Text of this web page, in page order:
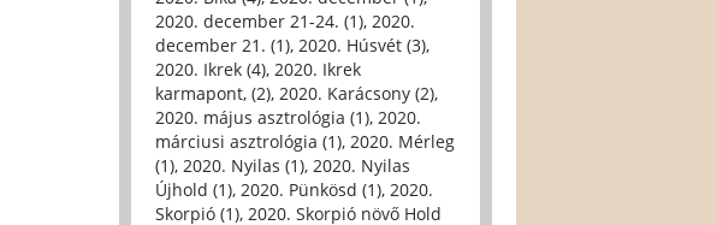
2020. december 21-24. (1), 2020.
december 21. (1), 2020. Húsvét (3),
2020. Ikrek (4), 2020. Ikrek
karmapont, (2), 2020. Karácsony (2),
2020. május asztrológia (1), 2020.
márciusi asztrológia (1), 2020. Mérleg
(1), 2020. Nyilas (1), 2020. Nyilas
Újhold (1), 2020. Pünkösd (1), 2020.
Skorpió (1), 2020. Skorpió növő Hold